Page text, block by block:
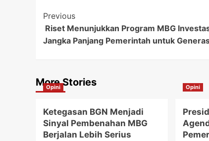
Post
Navigation
Previous
Riset Menunjukkan Program MBG
Jangka Panjang Pemerintah untuk
More Stories
Opini
Ketegasan BGN Menjadi
Sinyal Pembenahan MBG
Berjalan Lebih Serius
Opini